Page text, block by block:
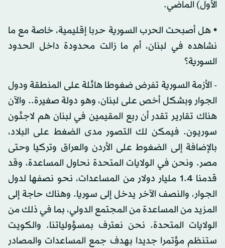
الأول) الماضي.
• هل أصبحت الحرب السورية حربا إقليمية، خاصة مع ما
نشاهده في لبنان، أم ما زالت محدودة داخل الحدود
السورية؟
- الأزمة السورية تفرض ضغوطا هائلة على المنطقة ودول
الجوار وبشكل أخص على لبنان، وهو دولة صغيرة.. والآن
هناك تقارير تقدر أن ربع المقيمين في لبنان هم لاجئون
سوريون. فيمكن لك التصور مدى الضغط على البلاد،
بالإضافة إلى الضغوط على الأردن والعراق وتركيا وحتى
مصر. ونحن في الولايات المتحدة نحاول المساعدة، وقد
قدمنا 1.4 مليار دولار من المساعدات، نحو نصفها لدول
الجوار، والنصف الآخر يدخل إلى سوريا. وهناك حاجة إلى
المزيد من المساعدة من المجتمع الدولي، بما في ذلك من
الولايات المتحدة. نحن نعترف بمسؤولياتنا. والكويت
ستنظم مؤتمرا جديدا بهدف جمع المساعدات والمصادر